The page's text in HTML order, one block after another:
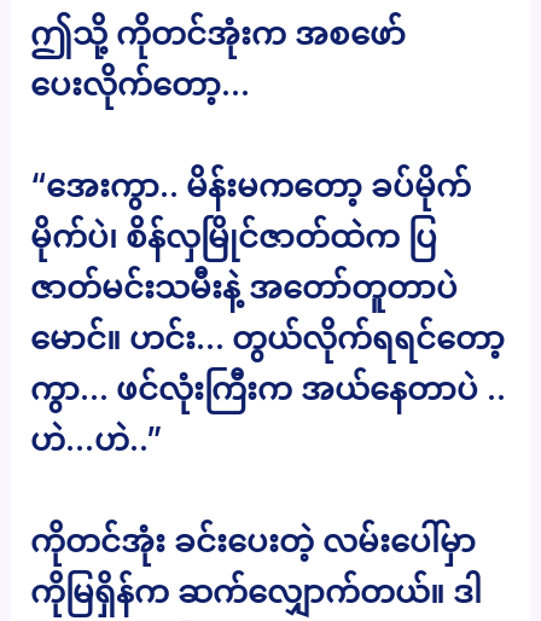
ဤသို့ ကိုတင်အုံးက အစဖော်
ပေးလိုက်တော့…
“အေးကွာ.. မိန်းမကတော့ ခပ်မိုက်
မိုက်ပဲ၊ စိန်လှမြိုင်ဇာတ်ထဲက ပြ
ဇာတ်မင်းသမီးနဲ့ အတော်တူတာပဲ
မောင်။ ဟင်း… တွယ်လိုက်ရရင်တော့
ကွာ… ဖင်လုံးကြီးက အယ်နေတာပဲ ..
ဟဲ…ဟဲ..”
ကိုတင်အုံး ခင်းပေးတဲ့ လမ်းပေါ်မှာ
ကိုမြရှိန်က ဆက်လျှောက်တယ်။ ဒါ